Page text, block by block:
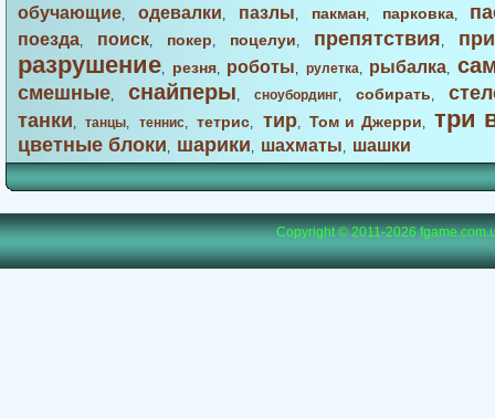
обучающие, одевалки, пазлы, пакман, парковка,
поезда, поиск, покер, поцелуи, препятствия,
разрушение, резня, роботы, рулетка, рыбалка,
смешные, снайперы, сноубординг, собирать,
танки,танцы, теннис,тетрис, тир,Том и Джерри, три
цветные блоки, шарики, шахматы, шашки
Copyright © 2011-2026